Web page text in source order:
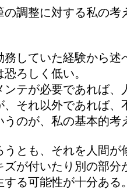
の調整に対する私の考
務していた経験から述
ろしく低い。
ンテが必要であれば、
、それ以外であれば、
うのが、私の基本的考
うとも、それを人間が
ズが付いたり別の部分
する可能性が十分ある